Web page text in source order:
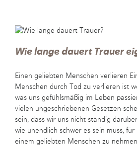
Wie lange dauert Trauer
Einen geliebten Menschen verlieren
Menschen durch Tod zu verlieren ist
was uns gefühlsmäßig im Leben
vielen ungeschriebenen Gesetzen
sein, dass wir uns nicht ständig
wie unendlich schwer es sein muss,
einem geliebten Menschen zu